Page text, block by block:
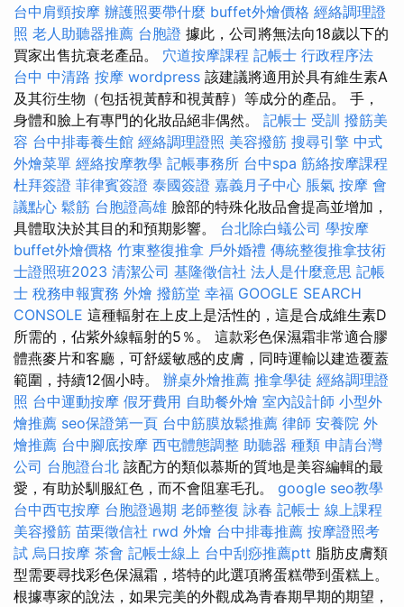
台中肩頸按摩 辦護照要帶什麼 buffet外燴價格 經絡調理證
照 老人助聽器推薦 台胞證 據此，公司將無法向18歲以下的
買家出售抗衰老產品。 穴道按摩課程 記帳士 行政程序法
台中 中清路 按摩 wordpress 該建議將適用於具有維生素A
及其衍生物（包括視黃醇和視黃醇）等成分的產品。 手，
身體和臉上有專門的化妝品絕非偶然。 記帳士 受訓 撥筋美
容 台中排毒養生館 經絡調理證照 美容撥筋 搜尋引擎 中式
外燴菜單 經絡按摩教學 記帳事務所 台中spa 筋絡按摩課程
杜拜簽證 菲律賓簽證 泰國簽證 嘉義月子中心 脹氣 按摩 會
議點心 鬆筋 台胞證高雄 臉部的特殊化妝品會提高並增加，
具體取決於其目的和預期影響。 台北除白蟻公司 學按摩
buffet外燴價格 竹東整復推拿 戶外婚禮 傳統整復推拿技術
士證照班2023 清潔公司 基隆徵信社 法人是什麼意思 記帳
士 稅務申報實務 外燴 撥筋堂 幸福 GOOGLE SEARCH
CONSOLE 這種輻射在上皮上是活性的，這是合成維生素D
所需的，佔紫外線輻射的5％。 這款彩色保濕霜非常適合膠
體燕麥片和客廳，可舒緩敏感的皮膚，同時運輸以建造覆蓋
範圍，持續12個小時。 辦桌外燴推薦 推拿學徒 經絡調理證
照 台中運動按摩 假牙費用 自助餐外燴 室內設計師 小型外
燴推薦 seo保證第一頁 台中筋膜放鬆推薦 律師 安養院 外
燴推薦 台中腳底按摩 西屯體態調整 助聽器 種類 申請台灣
公司 台胞證台北 該配方的類似慕斯的質地是美容編輯的最
愛，有助於馴服紅色，而不會阻塞毛孔。 google seo教學
台中西屯按摩 台胞證過期 老師整復 詠春 記帳士 線上課程
美容撥筋 苗栗徵信社 rwd 外燴 台中排毒推薦 按摩證照考
試 烏日按摩 茶會 記帳士線上 台中刮痧推薦ptt 脂肪皮膚類
型需要尋找彩色保濕霜，塔特的此選項將蛋糕帶到蛋糕上。
根據專家的說法，如果完美的外觀成為青春期早期的期望，